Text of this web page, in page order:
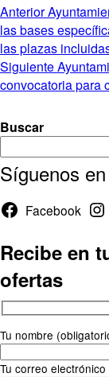
Navegación
de
entradas
AnteriorEntrada
anterior:
las bases
las plazas
SiguienteEntrada
convocatoria para
Buscar
Síguenos
Facebook
Recibe en
ofertas
Tu nombre
Tu correo